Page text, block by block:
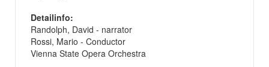
Detailinfo:
Randolph, David - narrator
Rossi, Mario - Conductor
Vienna State Opera Orchestra